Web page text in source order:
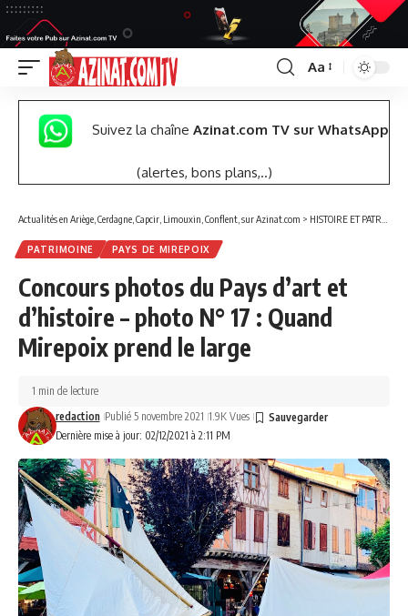
Font
Resizer
Aa
Suivez la chaîne Azinat.com TV sur WhatsApp
(alertes, bons plans,..)
Actualités en Ariège, Cerdagne, Capcir, Limouxin, Conflent, sur Azinat.com > HISTOIRE ET PATRIMOINE
PATRIMOINE PAYS DE MIREPOIX
Concours photos du Pays d’art et
d’histoire – photo N° 17 : Quand
Mirepoix prend le large
Dernière mise à jour: 02/12/2021 à 2:11 PM
redaction Publié 5 novembre 2021 1.9K Vues
1 min de lecture